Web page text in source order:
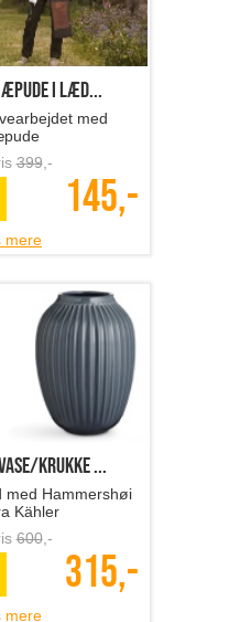
i læd...
med
399,-
145,-
mere
krukke ...
med Hammershøi
Kähler
600,-
315,-
mere